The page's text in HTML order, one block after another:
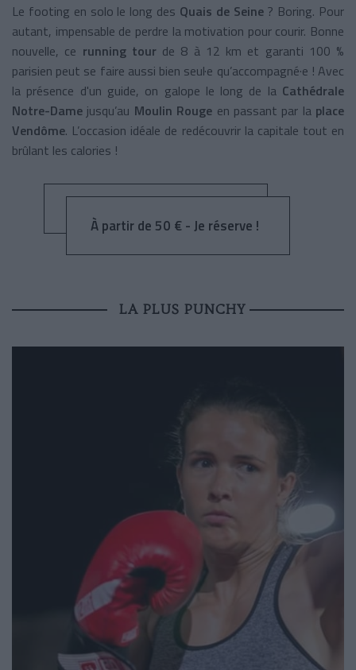
Le footing en solo le long des Quais de Seine? Boring. Pour
autant, impensable de perdre la motivation pour courir. Bonne
nouvelle, ce running tourde 8 à 12 km et garanti 100 %
parisien peut se faire aussi bien seul·e qu’accompagné·e ! Avec
la présence d'un guide, on galope le long de laCathédrale
Notre-Dame jusqu’au Moulin Rouge en passant par la place
Vendôme. L’occasion idéale de redécouvrir la capitale tout en
brûlant les calories !
À partir de 50 € - Je réserve !
LA PLUS PUNCHY